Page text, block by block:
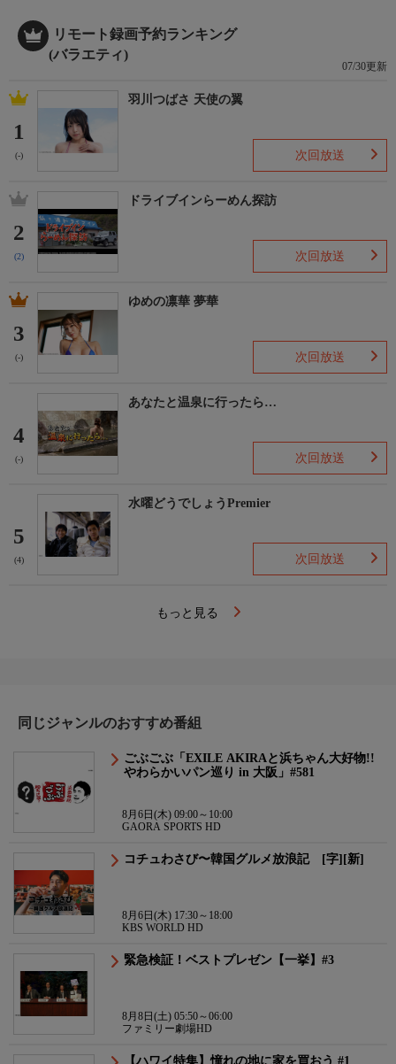
リモート録画予約ランキング
(バラエティ)
07/30更新
1
(-)
羽川つばさ 天使の翼
次回放送
2
(2)
ドライブインらーめん探訪
次回放送
3
(-)
ゆめの凛華 夢華
次回放送
4
(-)
あなたと温泉に行ったら…
次回放送
5
(4)
水曜どうでしょうPremier
次回放送
もっと見る
同じジャンルのおすすめ番組
ごぶごぶ「EXILE AKIRAと浜ちゃん大好物!!
やわらかいパン巡り in 大阪」#581
8月6日(木) 09:00～10:00
GAORA SPORTS HD
コチュわさび〜韓国グルメ放浪記 [字][新]
8月6日(木) 17:30～18:00
KBS WORLD HD
緊急検証！ベストプレゼン【一挙】#3
8月8日(土) 05:50～06:00
ファミリー劇場HD
【ハワイ特集】憧れの地に家を買おう #1